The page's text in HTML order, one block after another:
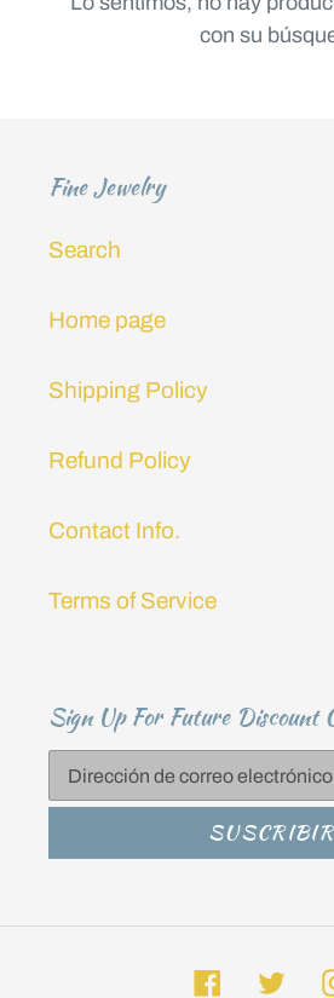
n
con su
Fine Jewelry
Search
Home page
Shipping Policy
Refund Policy
Contact Info.
Terms of Service
Sign Up For Future Discount
SUSCRIBIR
Facebook